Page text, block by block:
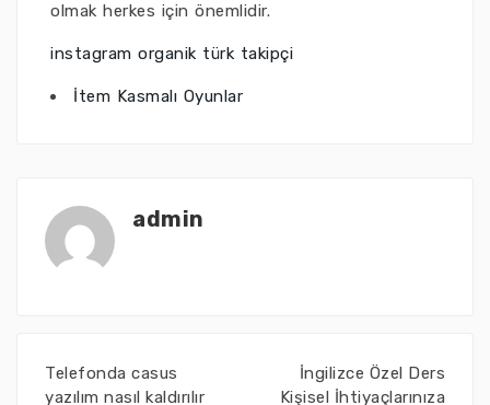
olmak herkes için önemlidir.
instagram organik türk takipçi
İtem Kasmalı Oyunlar
admin
Telefonda casus
yazılım nasıl kaldırılır
İngilizce Özel Ders
Kişisel İhtiyaçlarınıza